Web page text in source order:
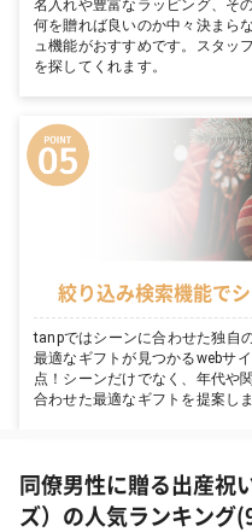
名入れや豊富なラッピング、そ
何を贈れば良いのか中々決まら
ュ機能がおすすめです。スタッ
を探してくれます。
絞り込み検索機能で
tanpではシーンに合わせた独自
最適なギフトが見つかるwebサ
点！シーンだけでなく、年代や
合わせた最適なギフトを提案しま
同僚男性に贈る出産祝
ズ）の人気ランキング